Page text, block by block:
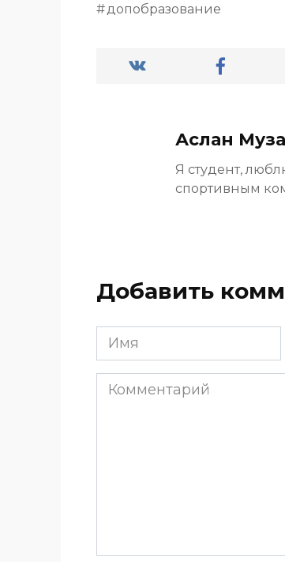
допобразование
Аслан
Я студент,
спортивным
Добавить
Имя
*
Комментарий